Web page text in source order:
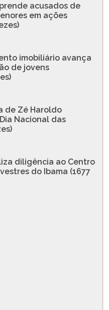
acusados de
em ações
imobiliário avança
de jovens
de Zé Haroldo
Nacional das
diligência ao Centro
do Ibama (1677